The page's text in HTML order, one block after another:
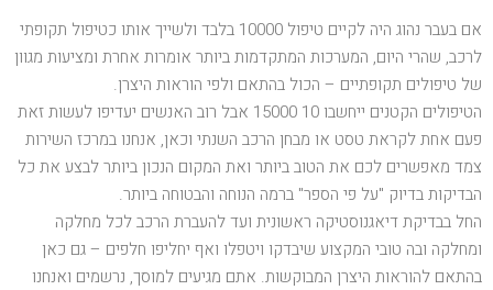
אם בעבר נהוג היה לקיים טיפול 10000 בלבד ולשייך אותו כטיפול תקופתי
לרכב, שהרי היום, המערכות המתקדמות ביותר אומרות אחרת ומציעות מגוון
של טיפולים תקופתיים – הכול בהתאם ולפי הוראות היצרן.
הטיפולים הקטנים ייחשבו 10 15000 אבל רוב האנשים יעדיפו לעשות זאת
פעם אחת לקראת טסט או מבחן הרכב השנתי וכאן, אנחנו במרכז השירות
צמד מאפשרים לכם את הטוב ביותר ואת המקום הנכון ביותר לבצע את כל
הבדיקות בדיוק "על פי הספר" ברמה הנוחה והבטוחה ביותר.
החל בבדיקת דיאגנוסטיקה ראשונית ועד להעברת הרכב לכל מחלקה
ומחלקה ובה טובי המקצוע שיבדקו ויטפלו ואף יחליפו חלפים – גם כאן
בהתאם להוראות היצרן המבוקשות. אתם מגיעים למוסך, נרשמים ואנחנו